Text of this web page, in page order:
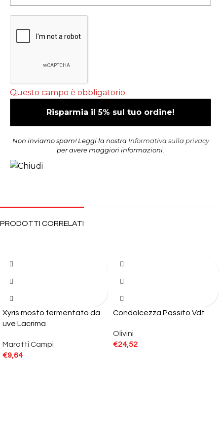
Questo campo è obbligatorio.
Non inviamo spam! Leggi la nostra Informativa sulla privacy
per avere maggiori informazioni.
PRODOTTI CORRELATI
Xyris mosto fermentato da
uve Lacrima
Marotti Campi
€9,64
Condolcezza Passito Vdt
Olivini
€24,52